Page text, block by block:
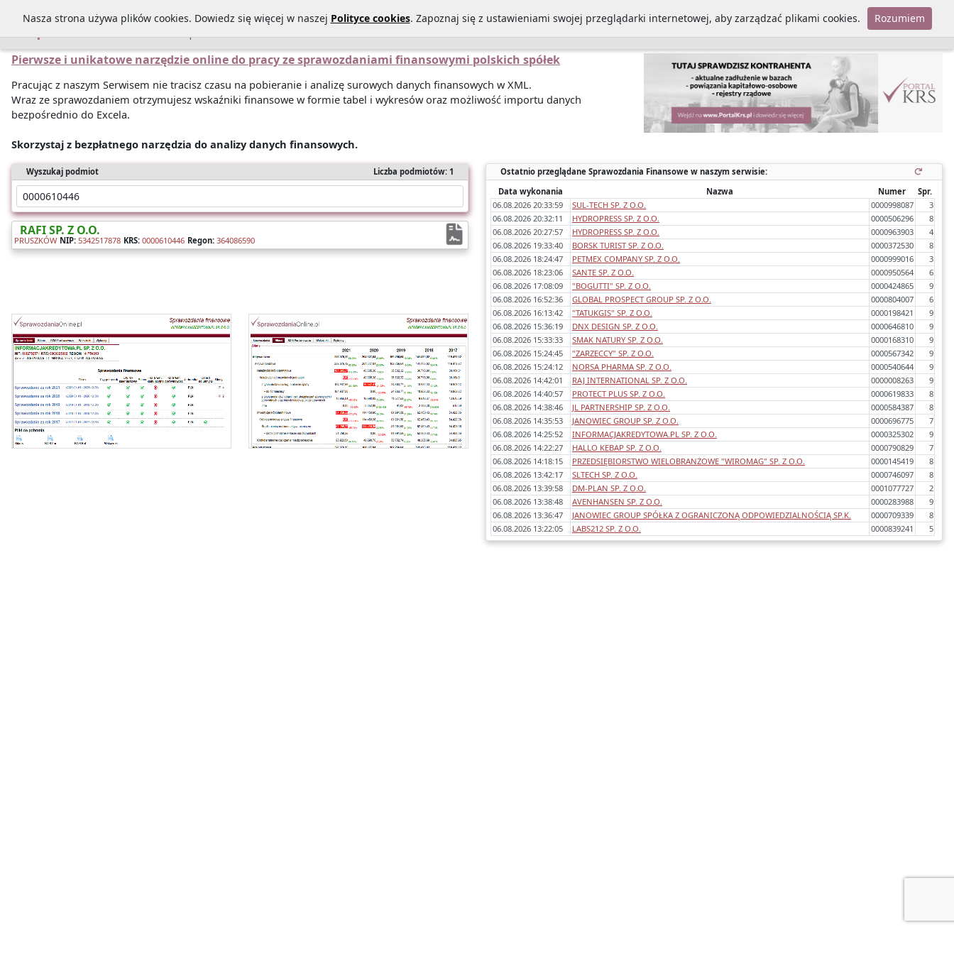
Sprawozdania Statystyki sprawozdań O Nas Kontakt Polityka prywatności Polityka cookies
Pierwsze i unikatowe narzędzie online do pracy ze sprawozdaniami finansowymi polskich spółek
Pracując z naszym Serwisem nie tracisz czasu na pobieranie i analizę surowych danych finansowych w XML.
Wraz ze sprawozdaniem otrzymujesz wskaźniki finansowe w formie tabel i wykresów oraz możliwość importu danych
bezpośrednio do Excela.
Skorzystaj z bezpłatnego narzędzia do analizy danych finansowych.
Wyszukaj podmiot Liczba podmiotów: 1
RAFI SP. Z O.O.
PRUSZKÓW NIP: 5342517878 KRS: 0000610446 Regon: 364086590
Oferujemy dostęp online do bazy składającej się z
ponad 1 mln sprawozdań dla ponad 400 tys.
Nasz raport zawiera:
- identyfikację podmiotu,
- bilanse i rachunki wyników,
- wyliczone wskaźniki (tabela i wykresy).
Możesz importować dane bezpośrednio do
Każde sprawozdanie uwzględnia:
- okres którego dotyczy,
- zawartość (bilans, rachunek wyników
porównawczy/kalkulacyjny),
- zidentyfikowane błędy/ostrzeżenia w
sprawozdaniach,
- dynamikę zmiany poszczególnych pozycji rok do
roku.
Ostatnio przeglądane Sprawozdania Finansowe w naszym serwisie:
Data wykonania
Nazwa Numer
Spr.
06.08.2026 20:33:59
SUL-TECH SP. Z O.O. 0000998087
3
06.08.2026 20:32:11
HYDROPRESS SP. Z O.O. 0000506296
8
06.08.2026 20:27:57
HYDROPRESS SP. Z O.O. 0000963903
4
06.08.2026 19:33:40
BORSK TURIST SP. Z O.O. 0000372530
8
06.08.2026 18:24:47
PETMEX COMPANY SP. Z O.O. 0000999016
3
06.08.2026 18:23:06
SANTE SP. Z O.O. 0000950564
6
06.08.2026 17:08:09
"BOGUTTI" SP. Z O.O. 0000424865
9
06.08.2026 16:52:36
GLOBAL PROSPECT GROUP SP. Z O.O. 0000804007
6
06.08.2026 16:13:42
"TATUKGIS" SP. Z O.O. 0000198421
9
06.08.2026 15:36:19
DNX DESIGN SP. Z O.O. 0000646810
9
06.08.2026 15:33:33
SMAK NATURY SP. Z O.O. 0000168310
9
06.08.2026 15:24:45
"ZARZECCY" SP. Z O.O. 0000567342
9
06.08.2026 15:24:12
NORSA PHARMA SP. Z O.O. 0000540644
9
06.08.2026 14:42:01
RAJ INTERNATIONAL SP. Z O.O. 0000008263
9
06.08.2026 14:40:57
PROTECT PLUS SP. Z O.O. 0000619833
8
06.08.2026 14:38:46
JL PARTNERSHIP SP. Z O.O. 0000584387
8
06.08.2026 14:35:53
JANOWIEC GROUP SP. Z O.O. 0000696775
7
06.08.2026 14:25:52
INFORMACJAKREDYTOWA.PL SP. Z O.O. 0000325302
9
06.08.2026 14:22:27
HALLO KEBAP SP. Z O.O. 0000790829
7
06.08.2026 14:18:15
PRZEDSIĘBIORSTWO WIELOBRANŻOWE "WIROMAG" SP. Z O.O. 0000145419
8
06.08.2026 13:42:17
SLTECH SP. Z O.O. 0000746097
8
06.08.2026 13:39:58
DM-PLAN SP. Z O.O. 0001077727
2
06.08.2026 13:38:48
AVENHANSEN SP. Z O.O. 0000283988
9
06.08.2026 13:36:47
JANOWIEC GROUP SPÓŁKA Z OGRANICZONĄ ODPOWIEDZIALNOŚCIĄ SP.K. 0000709339
8
06.08.2026 13:22:05
LABS212 SP. Z O.O. 0000839241 5
Nasza strona używa plików cookies. Dowiedz się więcej w naszej Polityce cookies. Zapoznaj się z ustawieniami swojej przeglądarki internetowej, aby zarządzać plikami cookies. Rozumiem